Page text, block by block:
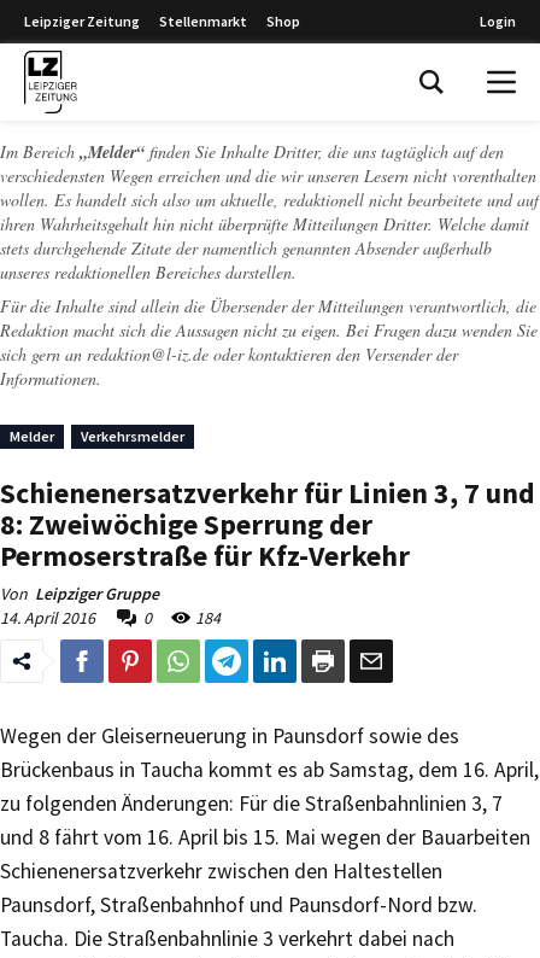
Leipziger Zeitung Stellenmarkt Shop Login
Im Bereich „Melder“ finden Sie Inhalte Dritter, die uns tagtäglich auf den
verschiedensten Wegen erreichen und die wir unseren Lesern nicht vorenthalten
wollen. Es handelt sich also um aktuelle, redaktionell nicht bearbeitete und auf
ihren Wahrheitsgehalt hin nicht überprüfte Mitteilungen Dritter. Welche damit
stets durchgehende Zitate der namentlich genannten Absender außerhalb
unseres redaktionellen Bereiches darstellen.
Für die Inhalte sind allein die Übersender der Mitteilungen verantwortlich, die
Redaktion macht sich die Aussagen nicht zu eigen. Bei Fragen dazu wenden Sie
sich gern an redaktion@l-iz.de oder kontaktieren den Versender der
Informationen.
Melder Verkehrsmelder
Schienenersatzverkehr für Linien 3, 7 und
8: Zweiwöchige Sperrung der
Permoserstraße für Kfz-Verkehr
Von Leipziger Gruppe
14. April 2016
0 184
Wegen der Gleiserneuerung in Paunsdorf sowie des
Brückenbaus in Taucha kommt es ab Samstag, dem 16. April,
zu folgenden Änderungen: Für die Straßenbahnlinien 3, 7
und 8 fährt vom 16. April bis 15. Mai wegen der Bauarbeiten
Schienenersatzverkehr zwischen den Haltestellen
Paunsdorf, Straßenbahnhof und Paunsdorf-Nord bzw.
Taucha. Die Straßenbahnlinie 3 verkehrt dabei nach